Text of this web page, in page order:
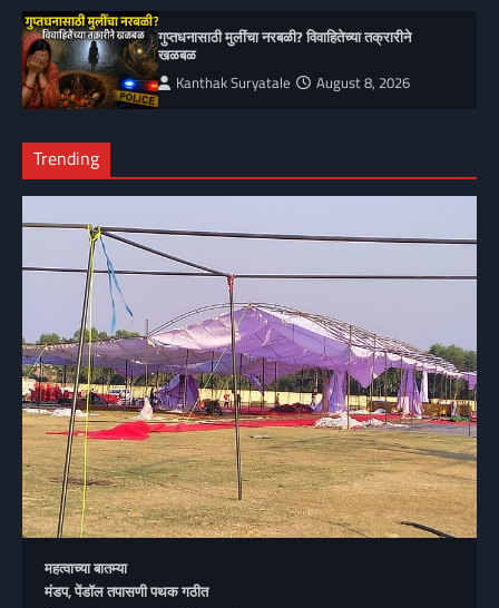
गुप्तधनासाठी मुलींचा नरबळी? विवाहितेच्या तक्रारीने
खळबळ
Kanthak Suryatale August 8, 2026
Trending
महत्वाच्या बातम्या
मंडप, पेंडॉल तपासणी पथक गठीत